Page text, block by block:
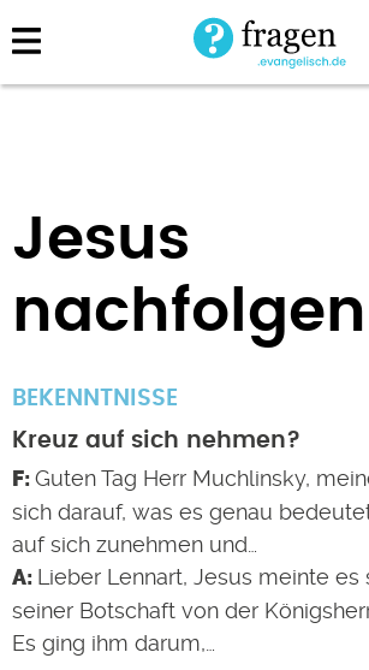
Direkt
zum
Jesus
nachfolgen
BEKENNTNISSE
Kreuz auf sich nehmen?
Guten Tag Herr Muchlinsky,
sich darauf, was es genau
auf sich zunehmen und…
Lieber Lennart, Jesus meinte es
seiner Botschaft von der
Es ging ihm darum,…